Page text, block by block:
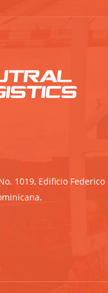
1019, Edificio